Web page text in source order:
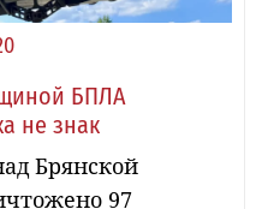
БПЛА
не знак
Брянской
97